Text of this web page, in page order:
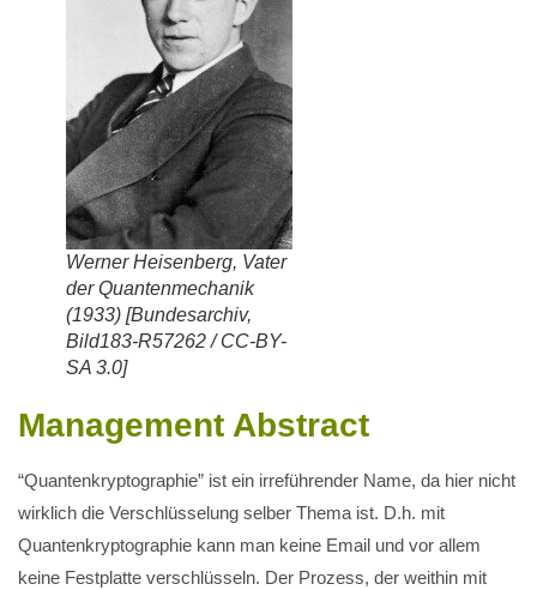
Werner Heisenberg, Vater
der Quantenmechanik
(1933) [Bundesarchiv,
Bild183-R57262 / CC-BY-
SA 3.0]
Management Abstract
“Quantenkryptographie” ist ein irreführender Name, da hier nicht
wirklich die Verschlüsselung selber Thema ist. D.h. mit
Quantenkryptographie kann man keine Email und vor allem
keine Festplatte verschlüsseln. Der Prozess, der weithin mit